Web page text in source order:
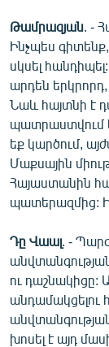
Թամրազյան . -
Ինչպես
սկսել
արդեն
Նաև հայտնի է
պատրաստվում
եք կարծում,
Մաքսային
Հայաստանին
պատերազմից: Ի
Դը Վաալ . -
ու դաշնակիցը:
անդամակցելու
խոսել է այդ